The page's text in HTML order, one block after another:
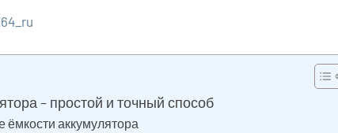
– простой и точный способ
ёмкости аккумулятора